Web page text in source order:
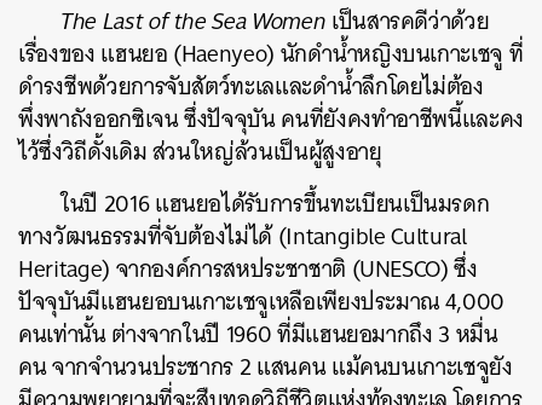
The Last of the Sea Womenเป็นสารคดีว่าด้วย
เรื่องของ แฮนยอ (Haenyeo) นักดำน้ำหญิงบนเกาะเชจู ที่
ดำรงชีพด้วยการจับสัตว์ทะเลและดำน้ำลึกโดยไม่ต้อง
พึ่งพาถังออกซิเจน ซึ่งปัจจุบัน คนที่ยังคงทำอาชีพนี้และคง
ไว้ซึ่งวิถีดั้งเดิม ส่วนใหญ่ล้วนเป็นผู้สูงอายุ
ในปี 2016 แฮนยอได้รับการขึ้นทะเบียนเป็นมรดก
ทางวัฒนธรรมที่จับต้องไม่ได้ (Intangible Cultural
Heritage) จากองค์การสหประชาชาติ (UNESCO) ซึ่ง
ปัจจุบันมีแฮนยอบนเกาะเชจูเหลือเพียงประมาณ 4,000
คนเท่านั้น ต่างจากในปี 1960 ที่มีแฮนยอมากถึง 3 หมื่น
คน จากจำนวนประชากร 2 แสนคน แม้คนบนเกาะเชจูยัง